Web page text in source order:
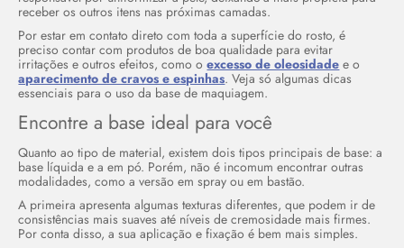
receber os outros itens nas próximas camadas.
Por estar em contato direto com toda a superfície do rosto, é
preciso contar com produtos de boa qualidade para evitar
irritações e outros efeitos, como oexcesso de oleosidade e o
aparecimento de cravos e espinhas. Veja só algumas dicas
essenciais para o uso da base de maquiagem.
Encontre a base ideal para você
Quanto ao tipo de material, existem dois tipos principais de base: a
base líquida e a em pó. Porém, não é incomum encontrar outras
modalidades, como a versão em spray ou em bastão.
A primeira apresenta algumas texturas diferentes, que podem ir de
consistências mais suaves até níveis de cremosidade mais firmes.
Por conta disso, a sua aplicação e fixação é bem mais simples.